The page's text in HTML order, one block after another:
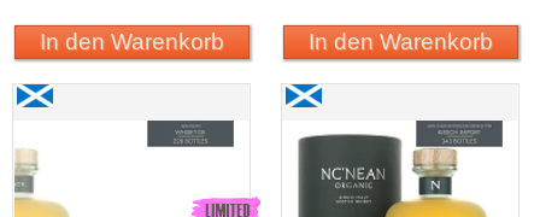
In den Warenkorb In den Warenkorb